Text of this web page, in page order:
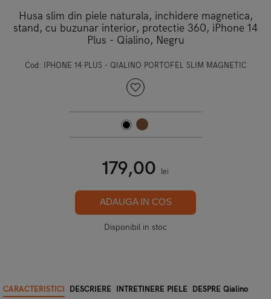
Husa slim din piele naturala, inchidere magnetica,
stand, cu buzunar interior, protectie 360, iPhone 14
Plus - Qialino, Negru
Cod: IPHONE 14 PLUS - QIALINO PORTOFEL SLIM MAGNETIC
179,00 lei
ADAUGA IN COS
Disponibil in stoc
CARACTERISTICI DESCRIERE INTRETINERE PIELE DESPRE Qialino